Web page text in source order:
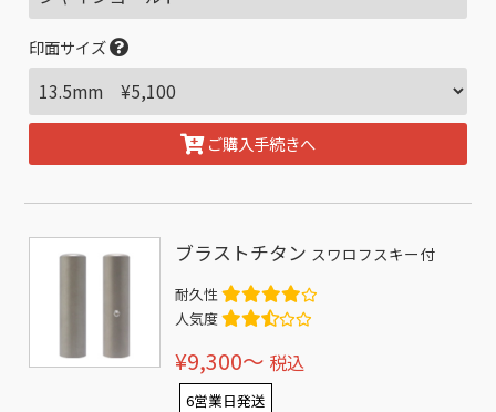
印面サイズ
ご購入手続きへ
ブラストチタン スワロフスキー付
耐久性
人気度
¥9,300〜 税込
6営業日発送